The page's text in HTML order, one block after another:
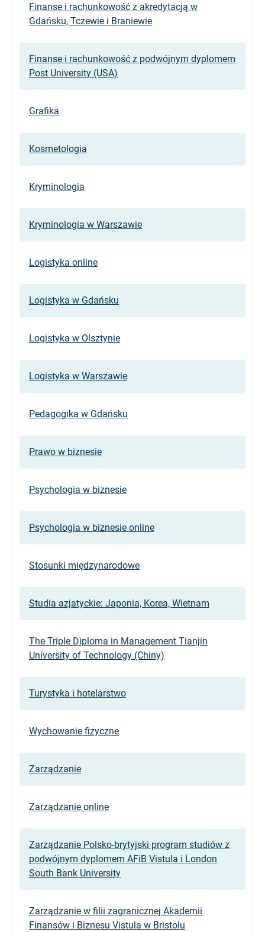
Finanse i rachunkowość z akredytacją w
Gdańsku, Tczewie i Braniewie
Finanse i rachunkowość z podwójnym dyplomem
Post University (USA)
Grafika
Kosmetologia
Kryminologia
Kryminologia w Warszawie
Logistyka online
Logistyka w Gdańsku
Logistyka w Olsztynie
Logistyka w Warszawie
Pedagogika w Gdańsku
Prawo w biznesie
Psychologia w biznesie
Psychologia w biznesie online
Stosunki międzynarodowe
Studia azjatyckie: Japonia, Korea, Wietnam
The Triple Diploma in Management Tianjin
University of Technology (Chiny)
Turystyka i hotelarstwo
Wychowanie fizyczne
Zarządzanie
Zarządzanie online
Zarządzanie Polsko-brytyjski program studiów z
podwójnym dyplomem AFiB Vistula i London
South Bank University
Zarządzanie w filii zagranicznej Akademii
Finansów i Biznesu Vistula w Bristolu